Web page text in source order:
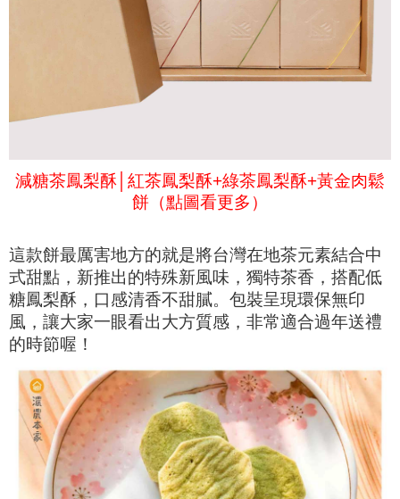
減糖茶鳳梨酥│紅茶鳳梨酥+綠茶鳳梨酥+黃金肉鬆
餅（點圖看更多）
這款餅最厲害地方的就是將台灣在地茶元素結合中
式甜點，新推出的特殊新風味，獨特茶香，搭配低
糖鳳梨酥，口感清香不甜膩。包裝呈現環保無印
風，讓大家一眼看出大方質感，非常適合過年送禮
的時節喔！